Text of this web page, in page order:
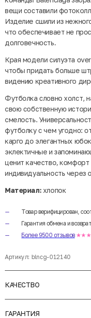
вещи составили
Изделие сшили из
что обеспечивает не
долговечность.
Края модели силуэта
чтобы придать больше
видению креативного
Футболка словно холст,
свою собственную
смелость.
футболку с чем угодно:
карго до элегантных
эклектичные и
ценит качество,
индивидуальность через
Материал:хлопок
Товар верифицирован,
Гарантия обмена и
Более 9500 отзывов
Артикул: blncg-012140
КАЧЕСТВО
ГАРАНТИЯ